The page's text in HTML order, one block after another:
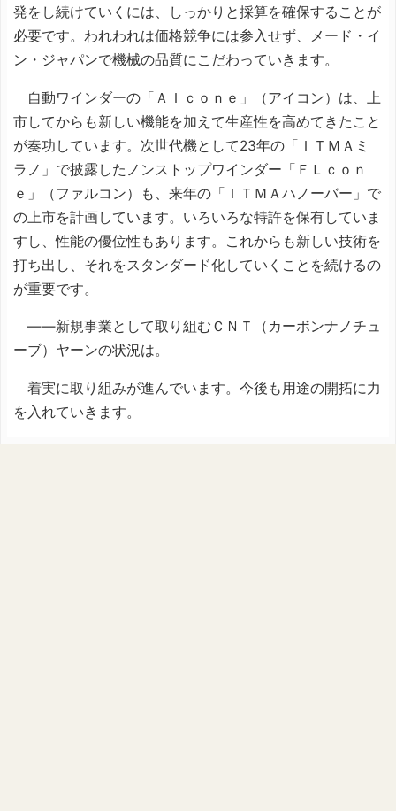
発をし続けていくには、しっかりと採算を確保することが
必要です。われわれは価格競争には参入せず、メード・イ
ン・ジャパンで機械の品質にこだわっていきます。
自動ワインダーの「ＡＩｃｏｎｅ」（アイコン）は、上
市してからも新しい機能を加えて生産性を高めてきたこと
が奏功しています。次世代機として23年の「ＩＴＭＡミ
ラノ」で披露したノンストップワインダー「ＦＬｃｏｎ
ｅ」（ファルコン）も、来年の「ＩＴＭＡハノーバー」で
の上市を計画しています。いろいろな特許を保有していま
すし、性能の優位性もあります。これからも新しい技術を
打ち出し、それをスタンダード化していくことを続けるの
が重要です。
――新規事業として取り組むＣＮＴ（カーボンナノチュ
ーブ）ヤーンの状況は。
着実に取り組みが進んでいます。今後も用途の開拓に力
を入れていきます。